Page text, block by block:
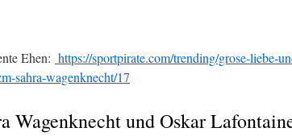
Ehen: https://sportpirate.com/trending/grose-liebe-
sahra-wagenknecht/17
Wagenknecht und Oskar